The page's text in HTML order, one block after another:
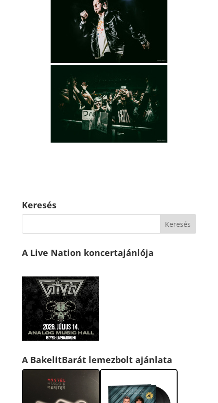
Keresés
A Live Nation koncertajánlója
A BakelitBarát lemezbolt ajánlata